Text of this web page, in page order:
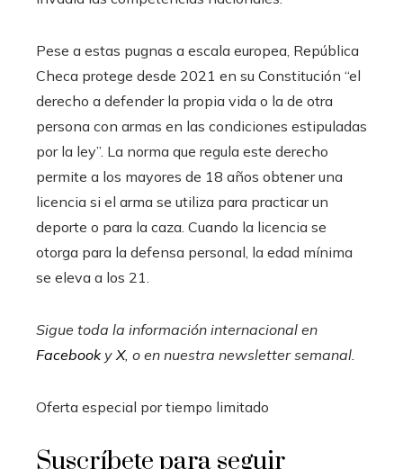
Pese a estas pugnas a escala europea, República
Checa protege desde 2021 en su Constitución “el
derecho a defender la propia vida o la de otra
persona con armas en las condiciones estipuladas
por la ley”. La norma que regula este derecho
permite a los mayores de 18 años obtener una
licencia si el arma se utiliza para practicar un
deporte o para la caza. Cuando la licencia se
otorga para la defensa personal, la edad mínima
se eleva a los 21.
Sigue toda la información internacional en
FacebookyX, o en nuestra newsletter semanal.
Oferta especial por tiempo limitado
Suscríbete para seguir